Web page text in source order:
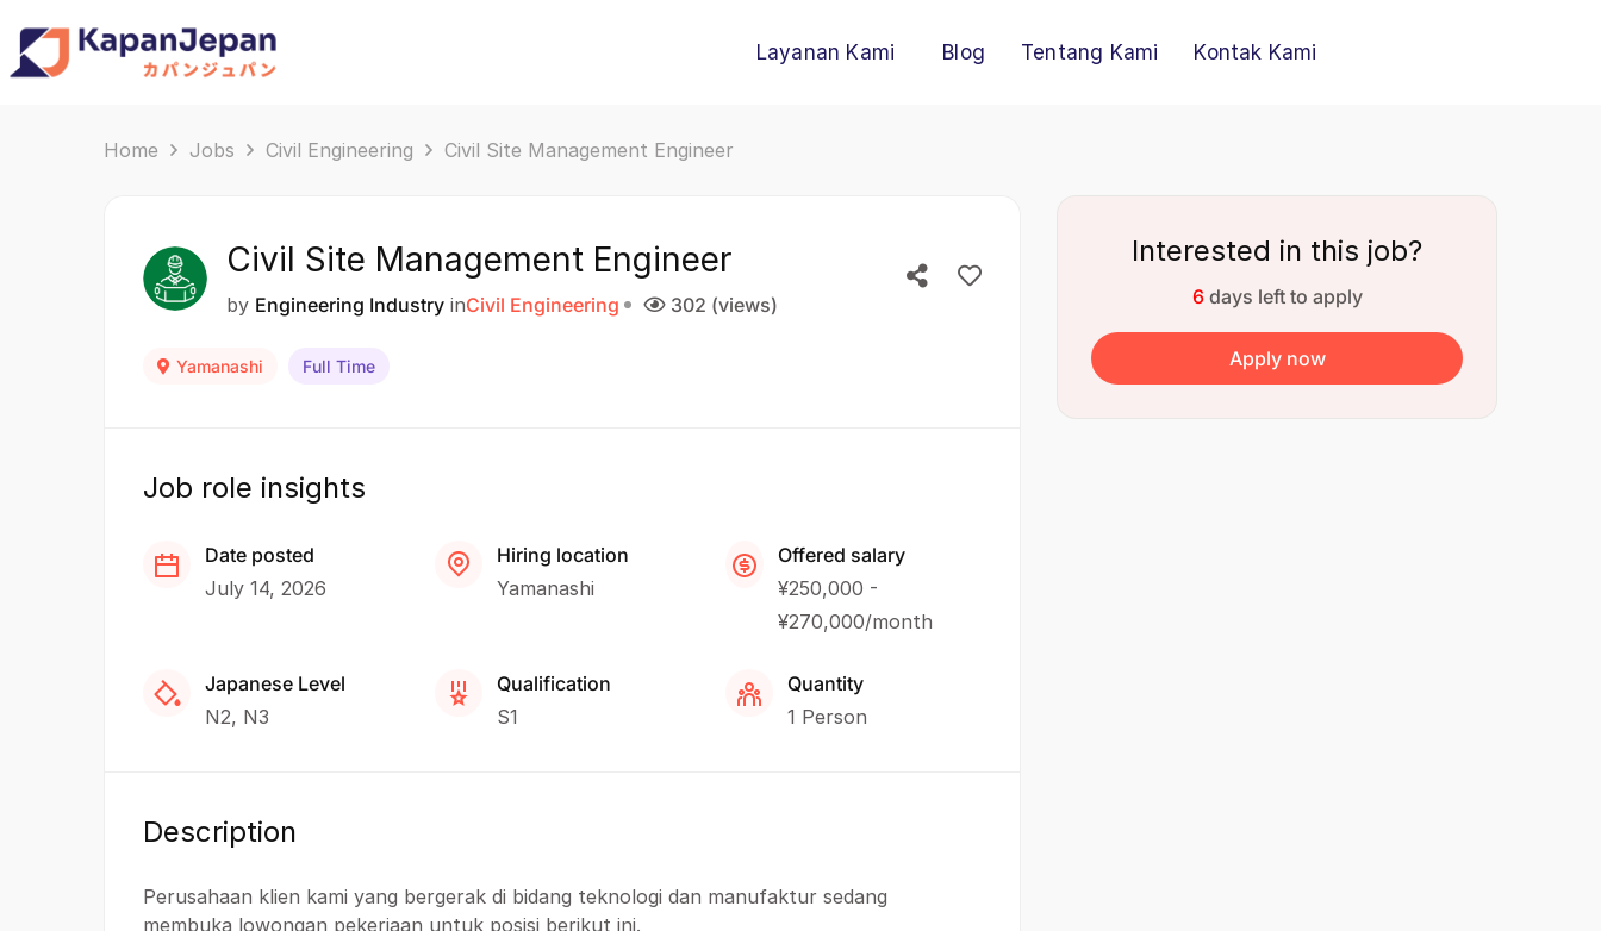
Layanan Kami Blog Tentang Kami Kontak Kami
Home Jobs Civil Engineering Civil Site Management Engineer
Civil Site Management Engineer
by Engineering Industry inCivil Engineering 302 (views)
Yamanashi Full Time
Job role insights
Date posted
July 14, 2026
Hiring location
Yamanashi
Offered salary
¥250,000 -
¥270,000/month
Japanese Level
N2 N3
Qualification
S1
Quantity
1 Person
Description
Perusahaan klien kami yang bergerak di bidang teknologi dan manufaktur sedang
membuka lowongan pekerjaan untuk posisi berikut ini.
Interested in this job?
6 days left to apply
Apply now